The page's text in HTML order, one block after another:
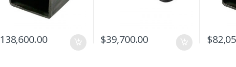
138,600.00 $39,700.00 $